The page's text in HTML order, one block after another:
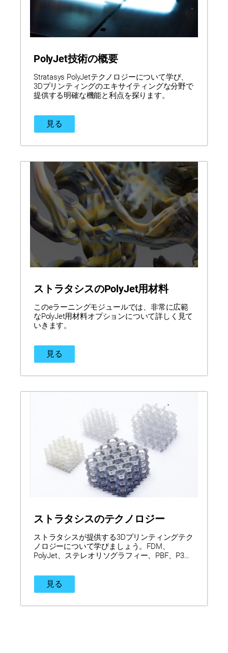
PolyJet技術の概要
Stratasys PolyJetテクノロジーについて学び、
3Dプリンティングのエキサイティングな分野で
提供する明確な機能と利点を探ります。
見る
ストラタシスのPolyJet用材料
このeラーニングモジュールでは、非常に広範
なPolyJet用材料オプションについて詳しく見て
いきます。
見る
ストラタシスのテクノロジー
ストラタシスが提供する3Dプリンティングテク
ノロジーについて学びましょう。FDM、
PolyJet、ステレオリソグラフィー、PBF、P3と
いて取り上げます。
見る